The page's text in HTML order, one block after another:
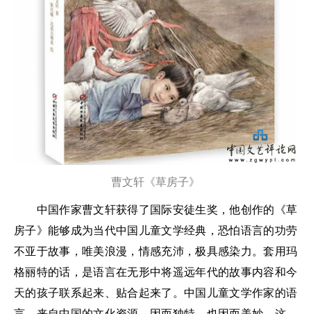
曹文轩 《草房子》
中国作家曹文轩获得了国际安徒生奖，他创作的《草
房子》能够成为当代中国儿童文学经典，恐怕语言的功劳
不亚于故事，唯美浪漫，情感充沛，极具感染力。套用玛
格丽特的话，是语言在无形中将遥远年代的故事内容和今
天的孩子联系起来、贴合起来了。中国儿童文学作家的语